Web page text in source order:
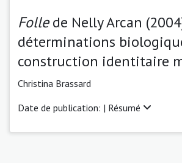
Follede Nelly Arcan
déterminations
construction identitaire
Christina Brassard
Date de publication: | Résumé